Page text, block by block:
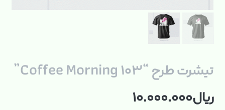
تیشرت طرح “Coffee Morning ۱۰۳”
ریال۱۰.۰۰۰.۰۰۰